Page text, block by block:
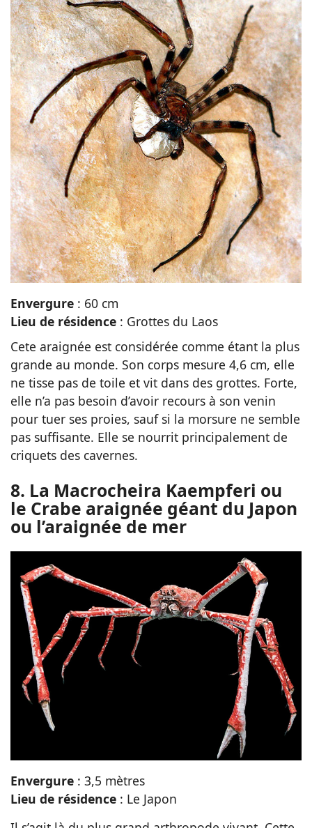
Envergure : 60 cm
Lieu de résidence : Grottes du Laos
Cete araignée est considérée comme étant la plus
grande au monde. Son corps mesure 4,6 cm, elle
ne tisse pas de toile et vit dans des grottes. Forte,
elle n’a pas besoin d’avoir recours à son venin
pour tuer ses proies, sauf si la morsure ne semble
pas suffisante. Elle se nourrit principalement de
criquets des cavernes.
8. La Macrocheira Kaempferi ou
le Crabe araignée géant du Japon
ou l’araignée de mer
Envergure : 3,5 mètres
Lieu de résidence : Le Japon